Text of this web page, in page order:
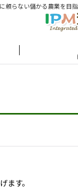
らない儲かる農業を目
ます。